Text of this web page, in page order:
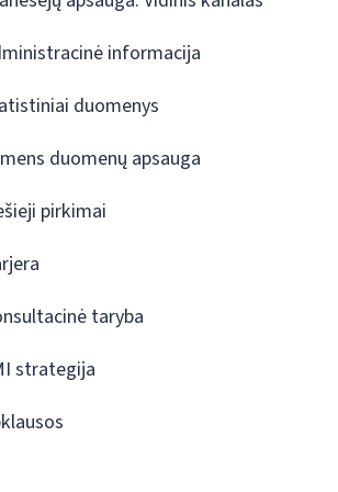
informacija
duomenys
duomenų apsauga
pirkimai
taryba
strategija